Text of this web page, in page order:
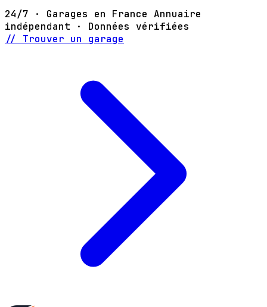
24/7 · Garages en France Annuaire
indépendant · Données vérifiées
// Trouver un garage